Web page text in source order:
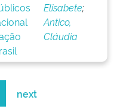
Elisabete;
Antico,
Cláudia
next